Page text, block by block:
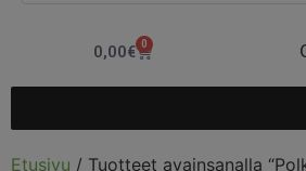
0,00€ 0
Etusivu / Tuotteet avainsanalla